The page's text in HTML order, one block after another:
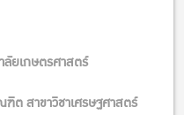
รจัดการแร่สำคัญของ
ลัยเกษตรศาสตร์
สาขาวิชาเศรษฐศาสตร์